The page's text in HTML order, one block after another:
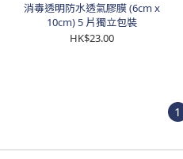
消毒透明防水透氣膠膜 (6cm x
10cm) 5 片獨立包裝
HK$23.00
1